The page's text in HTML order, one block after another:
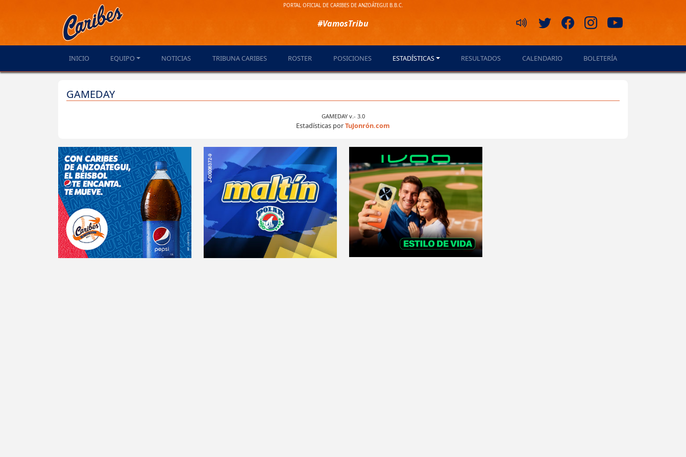
PORTAL OFICIAL DE CARIBES DE ANZOÁTEGUI B.B.C.
#VamosTribu
INICIO EQUIPO NOTICIAS TRIBUNA CARIBES ROSTER POSICIONES ESTADÍSTICAS RESULTADOS CALENDARIO BOLETERÍA
GAMEDAY
GAMEDAY v.- 3.0
Estadísticas porTuJonrón.com